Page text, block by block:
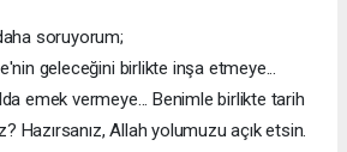
soruyorum;
geleceğini birlikte inşa etmeye...
emek vermeye... Benimle birlikte tarih
Hazırsanız, Allah yolumuzu açık etsin.